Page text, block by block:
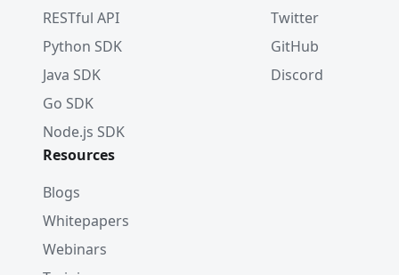
RESTful API
Python SDK
Java SDK
Go SDK
Node.js SDK
Twitter
GitHub
Discord
Resources
Blogs
Whitepapers
Webinars